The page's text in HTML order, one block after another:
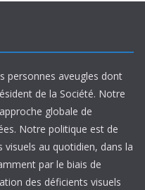
personnes aveugles dont
de la Société. Notre
globale de
Notre politique est de
au quotidien, dans la
par le biais de
des déficients visuels